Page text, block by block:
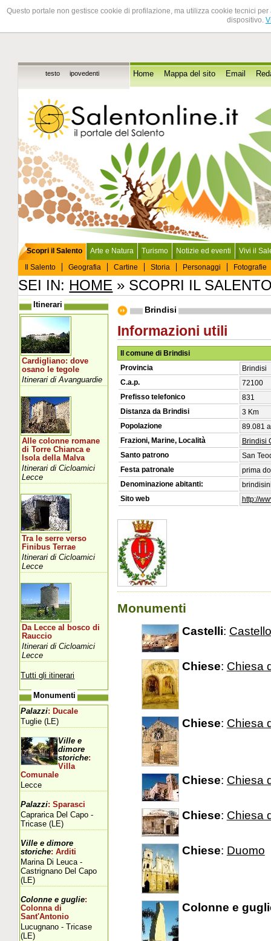
Questo portale non gestisce cookie di profilazione, ma utilizza cookie tecnici
dispositivo.
testo ipovedenti Home Mappa del sito Email
Scopri il Salento
Il Salento
Geografia Cartine Storia Personaggi Fotografie
Arte e Natura Turismo Notizie ed eventi Vivi il
SEI IN: HOME » SCOPRI IL
Brindisi
Informazioni utili
Il comune di Brindisi
Provincia
Brindisi
C.a.p.
72100
Prefisso telefonico
831
Distanza da Brindisi
3 Km
Popolazione
89.081
Frazioni, Marine, Località
Brindisi
Santo patrono
San
Festa patronale
prima
Denominazione abitanti:
Sito web
http://
Monumenti
Castelli:
Chiese: Chiesa
Chiese: Chiesa
Chiese: Chiesa
Chiese: Chiesa
Chiese: Duomo
Colonne e
Itinerari
Cardigliano: dove
osano le tegole
Itinerari di Avanguardie
Alle colonne romane
di Torre Chianca e
Isola della Malva
Itinerari di Cicloamici
Lecce
Tra le serre verso
Finibus Terrae
Itinerari di Cicloamici
Lecce
Da Lecce al bosco di
Rauccio
Itinerari di Cicloamici
Lecce
Tutti gli itinerari
Monumenti
Palazzi: Ducale
Tuglie (LE)
Ville e
dimore
storiche:
Villa
Comunale
Lecce
Palazzi: Sparasci
Caprarica Del Capo -
Tricase (LE)
Ville e dimore
storiche: Arditi
Marina Di Leuca -
Castrignano Del Capo
(LE)
Colonne e guglie:
Colonna di
Sant'Antonio
Lucugnano - Tricase
(LE)